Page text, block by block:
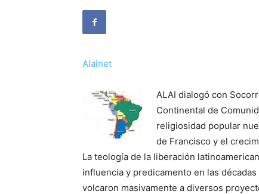
Alainet
ALAI dialogó con
Continental de
religiosidad popular
de Francisco y el
La teología de la liberación
influencia y predicamento en las
volcaron masivamente a diversos